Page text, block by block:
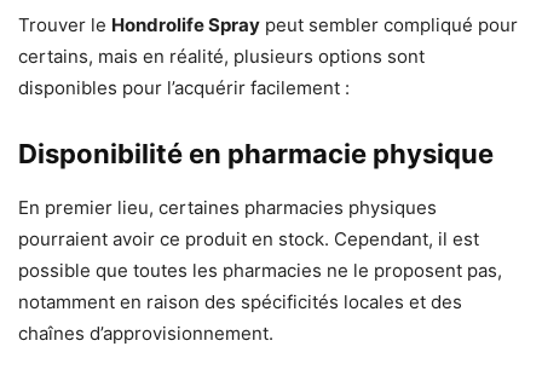
Trouver le Hondrolife Spray peut sembler compliqué pour
certains, mais en réalité, plusieurs options sont
disponibles pour l’acquérir facilement :
Disponibilité en pharmacie physique
En premier lieu, certaines pharmacies physiques
pourraient avoir ce produit en stock. Cependant, il est
possible que toutes les pharmacies ne le proposent pas,
notamment en raison des spécificités locales et des
chaînes d’approvisionnement.